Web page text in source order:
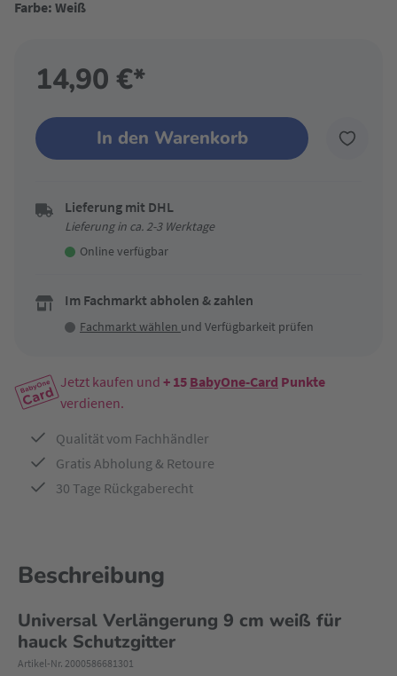
Farbe: Weiß
14,90 €*
In den Warenkorb
Lieferung mit DHL
Lieferung in ca. 2-3 Werktage
Online verfügbar
Im Fachmarkt abholen & zahlen
Fachmarkt wählen und Verfügbarkeit prüfen
Jetzt kaufen und + 15 BabyOne-Card Punkte
verdienen.
Qualität vom Fachhändler
Gratis Abholung & Retoure
30 Tage Rückgaberecht
Beschreibung
Universal Verlängerung 9 cm weiß für
hauck Schutzgitter
Artikel-Nr. 2000586681301